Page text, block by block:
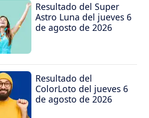
Resultado del Super
Astro Luna del jueves 6
de agosto de 2026
Resultado del
ColorLoto del jueves 6
de agosto de 2026